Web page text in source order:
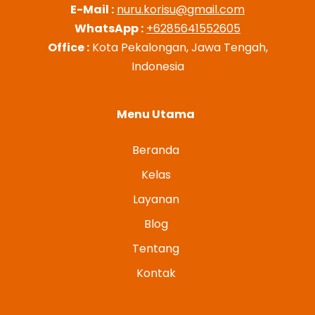
E-Mail : nuru.korisu@gmail.com
WhatsApp : +6285641552605
Office :Kota Pekalongan, Jawa Tengah,
Indonesia
Menu Utama
Beranda
Kelas
Layanan
Blog
Tentang
Kontak